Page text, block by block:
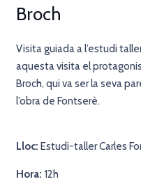
Broch
Visita guiada a l’estudi
aquesta visita el
Broch, qui va ser la seva
l’obra de Fontserè.
Lloc: Estudi-taller Carles
Hora: 12h